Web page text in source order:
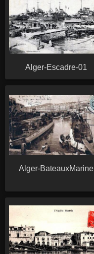
Alger-Escadre-01
Alger-BateauxMarine